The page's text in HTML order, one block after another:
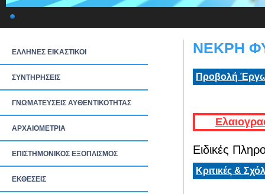
ΕΛΛΗΝΕΣ ΕΙΚΑΣΤΙΚΟΙ
ΣΥΝΤΗΡΗΣΕΙΣ
ΓΝΩΜΑΤΕΥΣΕΙΣ ΑΥΘΕΝΤΙΚΟΤΗΤΑΣ
ΑΡΧΑΙΟΜΕΤΡΙΑ
ΕΠΙΣΤΗΜΟΝΙΚΟΣ ΕΞΟΠΛΙΣΜΟΣ
ΕΚΘΕΣΕΙΣ
ΝΕΚΡΗ
Προβολή
Ειδικές
Κριτικές &